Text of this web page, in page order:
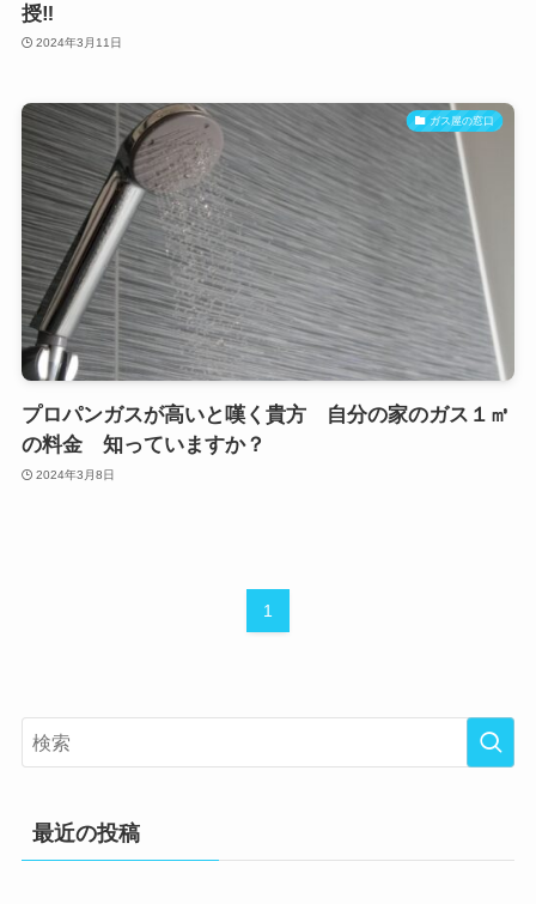
授‼
2024年3月11日
ガス屋の窓口
プロパンガスが高いと嘆く貴方 自分の家のガス１㎥
の料金 知っていますか？
2024年3月8日
1
最近の投稿